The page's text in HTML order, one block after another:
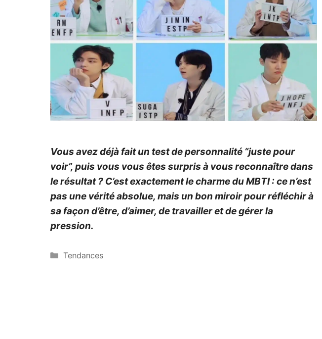
Vous avez déjà fait un test de personnalité “juste pour
voir”, puis vous vous êtes surpris à vous reconnaître dans
le résultat ? C’est exactement le charme du MBTI : ce n’est
pas une vérité absolue, mais un bon miroir pour réfléchir à
sa façon d’être, d’aimer, de travailler et de gérer la
pression.
Catégories
Tendances